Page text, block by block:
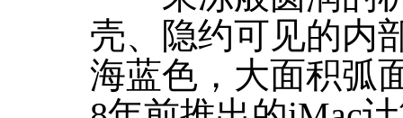
壳、隐约可见的内
海蓝色，大面积